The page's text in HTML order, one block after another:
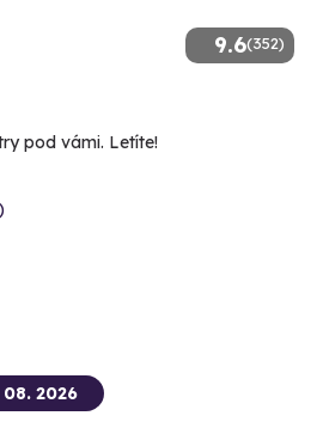
9.6(352)
pod vámi. Letíte!
2026